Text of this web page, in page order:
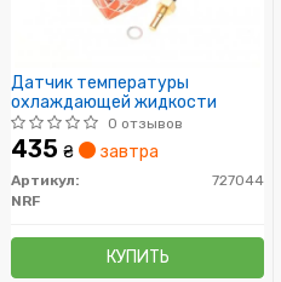
Датчик температуры
охлаждающей жидкости
0 отзывов
435 ₴ завтра
Артикул:
727044
NRF
КУПИТЬ